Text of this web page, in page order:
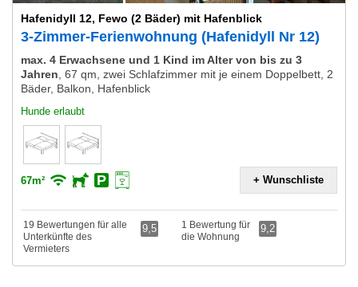
Hafenidyll 12, Fewo (2 Bäder) mit Hafenblick
3-Zimmer-Ferienwohnung (Hafenidyll Nr 12)
max. 4 Erwachsene und 1 Kind im Alter von bis zu 3
Jahren 67 qm, zwei Schlafzimmer mit je einem Doppelbett, 2
Bäder, Balkon, Hafenblick
Hunde erlaubt
67m² + Wunschliste
19 Bewertungen für alle
Unterkünfte des
Vermieters
9,5
1 Bewertung für
die Wohnung
9,2